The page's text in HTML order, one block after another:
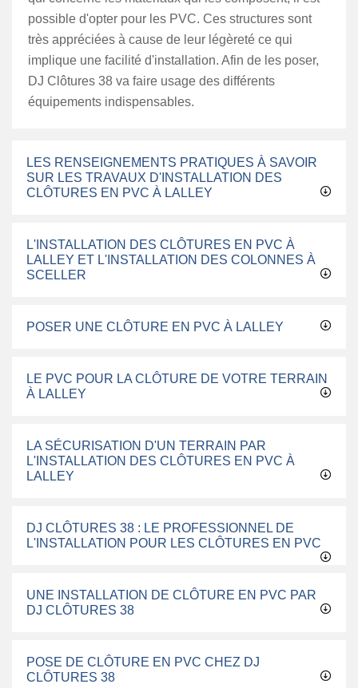
possible d'opter pour les PVC. Ces structures sont
très appréciées à cause de leur légèreté ce qui
implique une facilité d'installation. Afin de les poser,
DJ Clôtures 38 va faire usage des différents
équipements indispensables.
LES RENSEIGNEMENTS PRATIQUES À SAVOIR
SUR LES TRAVAUX D'INSTALLATION DES
CLÔTURES EN PVC À LALLEY
L'INSTALLATION DES CLÔTURES EN PVC À
LALLEY ET L'INSTALLATION DES COLONNES À
SCELLER
POSER UNE CLÔTURE EN PVC À LALLEY
LE PVC POUR LA CLÔTURE DE VOTRE TERRAIN
À LALLEY
LA SÉCURISATION D'UN TERRAIN PAR
L'INSTALLATION DES CLÔTURES EN PVC À
LALLEY
DJ CLÔTURES 38 : LE PROFESSIONNEL DE
L'INSTALLATION POUR LES CLÔTURES EN PVC
UNE INSTALLATION DE CLÔTURE EN PVC PAR
DJ CLÔTURES 38
POSE DE CLÔTURE EN PVC CHEZ DJ
CLÔTURES 38